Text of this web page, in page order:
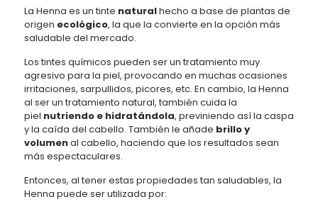
La Henna es un tinte naturalhecho a base de plantas de
origen ecológico, la que la convierte en la opción más
saludable del mercado.
Los tintes químicos pueden ser un tratamiento muy
agresivo para la piel, provocando en muchas ocasiones
irritaciones, sarpullidos, picores, etc. En cambio, la Henna
al ser un tratamiento natural, también cuida la
piel nutriendo e hidratándola, previniendo así la caspa
y la caída del cabello. También le añade brillo y
volumenal cabello, haciendo que los resultados sean
más espectaculares.
Entonces, al tener estas propiedades tan saludables, la
Henna puede ser utilizada por: